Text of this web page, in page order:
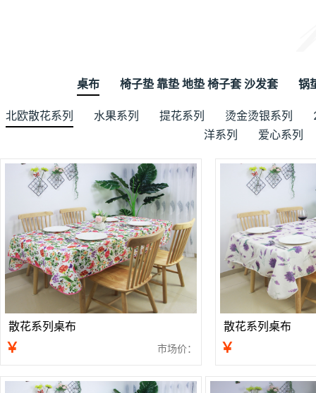
桌布 椅子垫 靠垫 地垫 椅子套 沙发套 锅
北欧散花系列 水果系列 提花系列 烫金烫银系列
洋系列
爱心系列
散花系列桌布
￥ 市场价：
散花系列桌布
￥